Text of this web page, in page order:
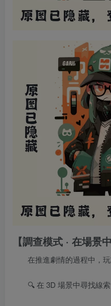
【調查模式 · 在場景
在推進劇情的過程中，
🔍 在 3D 場景中尋找線索